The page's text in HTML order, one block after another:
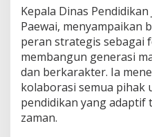
,
D
i
n
d
i
k
J
a
Kepala Dinas
Paewai, menyampaikan
peran strategis sebagai
membangun generasi
dan berkarakter. Ia
kolaborasi semua pihak
pendidikan yang adaptif
zaman.